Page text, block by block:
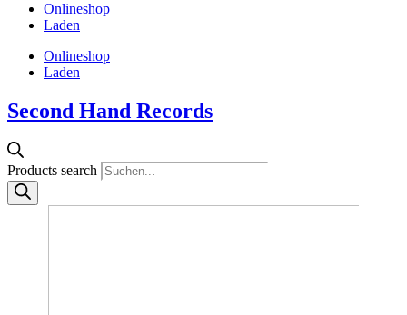
Onlineshop
Laden
Onlineshop
Laden
Second Hand Records
Products search